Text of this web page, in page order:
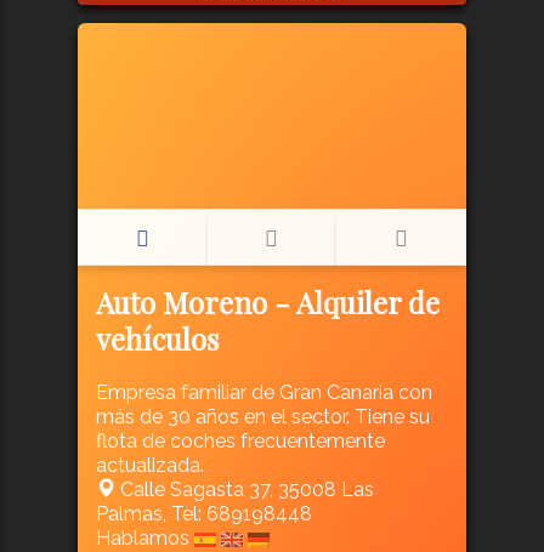
Auto Moreno - Alquiler de
vehículos
Empresa familiar de Gran Canaria con
más de 30 años en el sector. Tiene su
flota de coches frecuentemente
actualizada.
Calle Sagasta 37, 35008 Las
Palmas, Tel: 689198448
Hablamos